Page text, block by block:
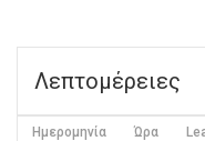
Λεπτομέρειες
Ημερομηνία Ώρα